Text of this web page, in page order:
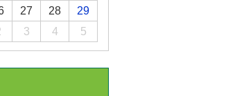
27 28
29
3 4 5